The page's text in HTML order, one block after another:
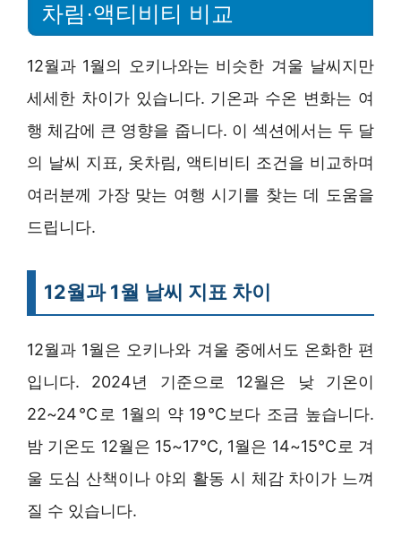
차림·액티비티 비교
12월과 1월의 오키나와는 비슷한 겨울 날씨지만
세세한 차이가 있습니다. 기온과 수온 변화는 여
행 체감에 큰 영향을 줍니다. 이 섹션에서는 두 달
의 날씨 지표, 옷차림, 액티비티 조건을 비교하며
여러분께 가장 맞는 여행 시기를 찾는 데 도움을
드립니다.
12월과 1월 날씨 지표 차이
12월과 1월은 오키나와 겨울 중에서도 온화한 편
입니다. 2024년 기준으로 12월은 낮 기온이
22~24℃로 1월의 약 19℃보다 조금 높습니다.
밤 기온도 12월은 15~17℃, 1월은 14~15℃로 겨
울 도심 산책이나 야외 활동 시 체감 차이가 느껴
질 수 있습니다.